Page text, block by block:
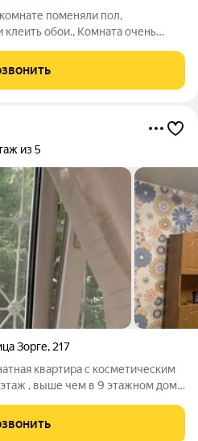
поменяли пол,
обои., Комната очень
Во дворе открытая
с
из 5
Зорге, 217
квартира с косметическим
, выше чем в 9 этажном доме
люди , установлена